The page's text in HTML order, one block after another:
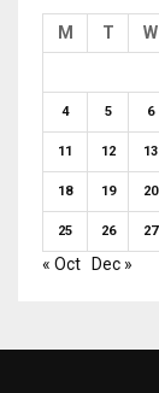
M T W
4 5 6
11 12 13
18 19 20
25 26 27
« Oct Dec »